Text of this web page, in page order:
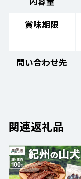
賞味期限
問い合わせ先
関連返礼品